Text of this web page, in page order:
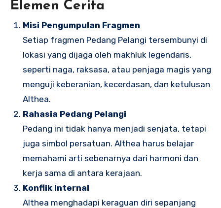
Elemen Cerita
Misi Pengumpulan Fragmen
Setiap fragmen Pedang Pelangi tersembunyi di
lokasi yang dijaga oleh makhluk legendaris,
seperti naga, raksasa, atau penjaga magis yang
menguji keberanian, kecerdasan, dan ketulusan
Althea.
Rahasia Pedang Pelangi
Pedang ini tidak hanya menjadi senjata, tetapi
juga simbol persatuan. Althea harus belajar
memahami arti sebenarnya dari harmoni dan
kerja sama di antara kerajaan.
Konflik Internal
Althea menghadapi keraguan diri sepanjang